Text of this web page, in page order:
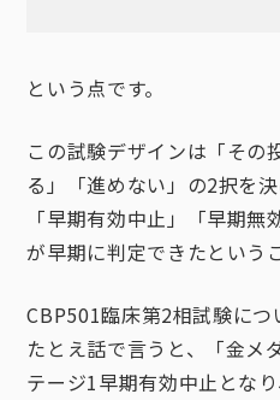
という点です。
この試験デザインは「その
る」「進めない」の2択を決
「早期有効中止」「早期
が早期に判定できたという
CBP501臨床第2相試験に
たとえ話で言うと、「金メ
テージ1早期有効中止とな